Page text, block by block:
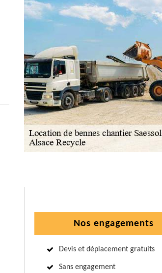
Nos engagements
Devis et déplacement gratuits
Sans engagement